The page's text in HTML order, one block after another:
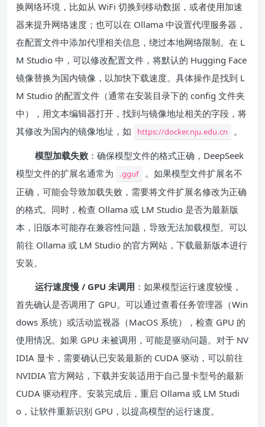
换网络环境，比如从 WiFi 切换到移动数据，或者使用加速
器来提升网络速度；也可以在 Ollama 中设置代理服务器，
在配置文件中添加代理相关信息，绕过本地网络限制。在 L
M Studio 中，可以修改配置文件，将默认的 Hugging Face
镜像替换为国内镜像，以加快下载速度。具体操作是找到 L
M Studio 的配置文件（通常在安装目录下的 config 文件夹
中），用文本编辑器打开，找到与镜像地址相关的字段，将
其修改为国内的镜像地址，如
https://docker.nju.edu.cn 。
模型加载失败 ：确保模型文件的格式正确，DeepSeek
模型文件的扩展名通常为
.gguf
。如果模型文件扩展名不
正确，可能会导致加载失败，需要将文件扩展名修改为正确
的格式。同时，检查 Ollama 或 LM Studio 是否为最新版
本，旧版本可能存在兼容性问题，导致无法加载模型。可以
前往 Ollama 或 LM Studio 的官方网站，下载最新版本进行
安装。
运行速度慢 / GPU 未调用 ：如果模型运行速度较慢，
首先确认是否调用了 GPU。可以通过查看任务管理器（Win
dows 系统）或活动监视器（MacOS 系统），检查 GPU 的
使用情况。如果 GPU 未被调用，可能是驱动问题。对于 NV
IDIA 显卡，需要确认已安装最新的 CUDA 驱动，可以前往
NVIDIA 官方网站，下载并安装适用于自己显卡型号的最新
CUDA 驱动程序。安装完成后，重启 Ollama 或 LM Studi
o，让软件重新识别 GPU，以提高模型的运行速度。